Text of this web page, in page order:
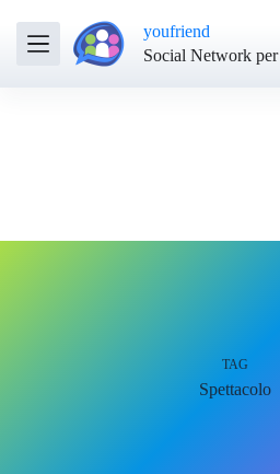
youfriend
Social Network
TAG
Spettacolo